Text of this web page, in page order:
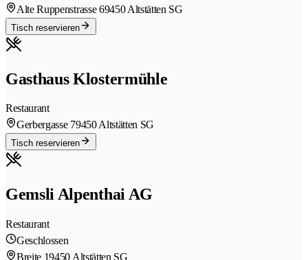
Alte Ruppenstrasse 69450 Altstätten SG
Tisch reservieren
Gasthaus Klostermühle
Restaurant
Gerbergasse 79450 Altstätten SG
Tisch reservieren
Gemsli Alpenthai AG
Restaurant
Geschlossen
Breite 19450 Altstätten SG